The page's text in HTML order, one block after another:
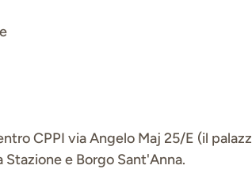
CPPI via Angelo Maj 25/E (il
Stazione e Borgo Sant'Anna.